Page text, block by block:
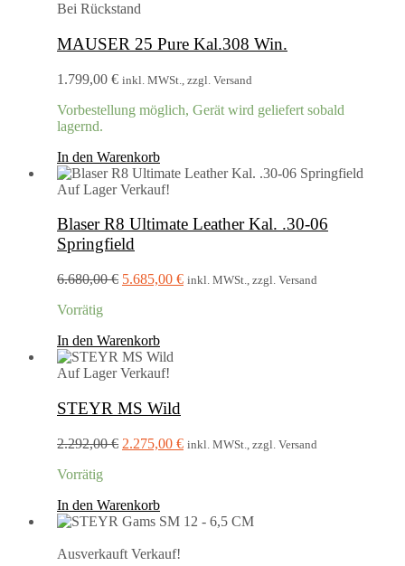
Bei Rückstand
MAUSER 25 Pure Kal.308 Win.
1.799,00 € inkl. MWSt., zzgl. Versand
Vorbestellung möglich, Gerät wird geliefert sobald
lagernd.
In den Warenkorb
Auf Lager Verkauf!
Blaser R8 Ultimate Leather Kal. .30-06
Springfield
6.680,00€ Ursprünglicher
5.685,00 €Aktueller
inkl. MWSt., zzgl. Versand
Vorrätig
In den Warenkorb
Auf Lager Verkauf!
STEYR MS Wild
2.292,00€ Ursprünglicher
2.275,00 €Aktueller
inkl. MWSt., zzgl. Versand
Vorrätig
In den Warenkorb
Ausverkauft Verkauf!